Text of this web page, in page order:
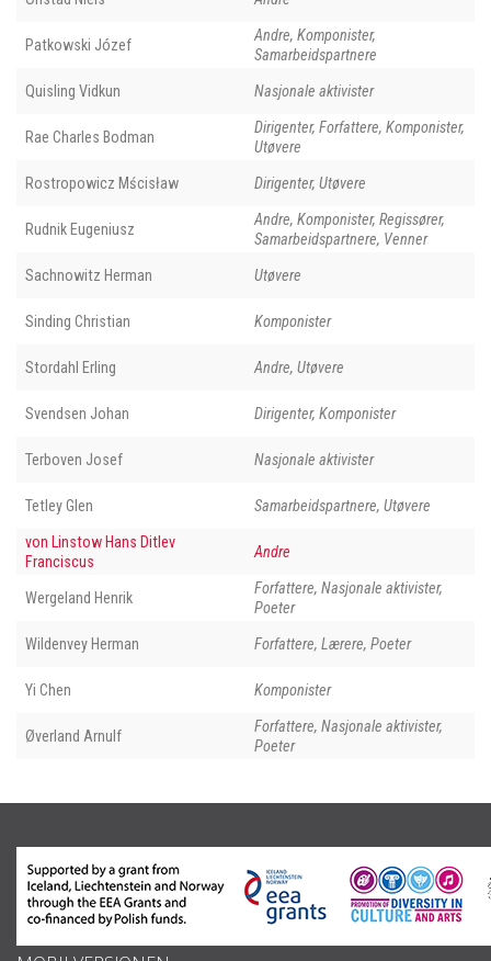
Patkowski Józef
Andre, Komponister,
Samarbeidspartnere
Quisling Vidkun Nasjonale aktivister
Rae Charles Bodman
Dirigenter, Forfattere, Komponister,
Utøvere
Rostropowicz Mścisław Dirigenter, Utøvere
Rudnik Eugeniusz
Andre, Komponister, Regissører,
Samarbeidspartnere, Venner
Sachnowitz Herman Utøvere
Sinding Christian Komponister
Stordahl Erling Andre, Utøvere
Svendsen Johan Dirigenter, Komponister
Terboven Josef Nasjonale aktivister
Tetley Glen Samarbeidspartnere, Utøvere
von Linstow Hans Ditlev
Franciscus
Andre
Wergeland Henrik
Forfattere, Nasjonale aktivister,
Poeter
Wildenvey Herman Forfattere, Lærere, Poeter
Yi Chen Komponister
Øverland Arnulf
Forfattere, Nasjonale aktivister,
Poeter